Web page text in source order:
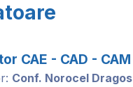
CAE - CAD - CAM
Conf. Norocel Dragos